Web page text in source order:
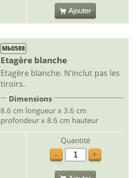
Ajouter
Mb0588
Etagère blanche
Etagère blanche. N'inclut pas les
tiroirs.
Dimensions
8.6 cm longueur x 3.6 cm
profondeur x 8.6 cm hauteur
Quantité
-
+